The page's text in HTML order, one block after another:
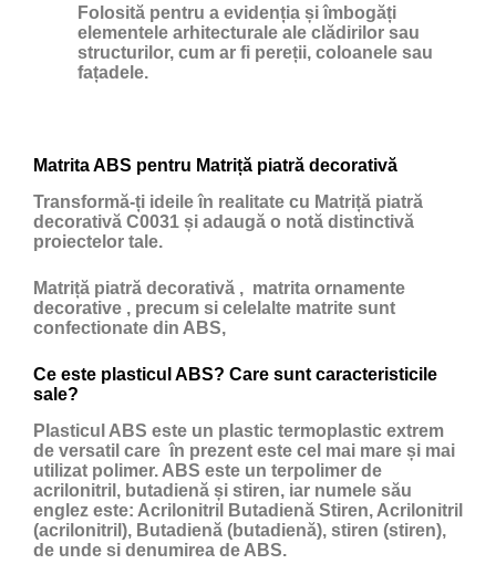
Folosită pentru a evidenția și îmbogăți
elementele arhitecturale ale clădirilor sau
structurilor, cum ar fi pereții, coloanele sau
fațadele.
Matrita ABS pentru Matriță piatră decorativă
Transformă-ți ideile în realitate cu Matriță piatră
decorativă C0031 și adaugă o notă distinctivă
proiectelor tale.
Matriță piatră decorativă , matrita ornamente
decorative , precum si celelalte matrite sunt
confectionate din ABS,
Ce este plasticul ABS? Care sunt caracteristicile
sale?
Plasticul ABS este un plastic termoplastic extrem
de versatil care în prezent este cel mai mare și mai
utilizat polimer. ABS este un terpolimer de
acrilonitril, butadienă și stiren, iar numele său
englez este: Acrilonitril Butadienă Stiren, Acrilonitril
(acrilonitril), Butadienă (butadienă), stiren (stiren),
de unde si denumirea de ABS.